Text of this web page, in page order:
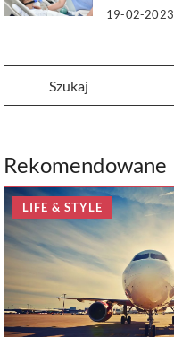
19-02-2023
Rekomendowane
LIFE & STYLE